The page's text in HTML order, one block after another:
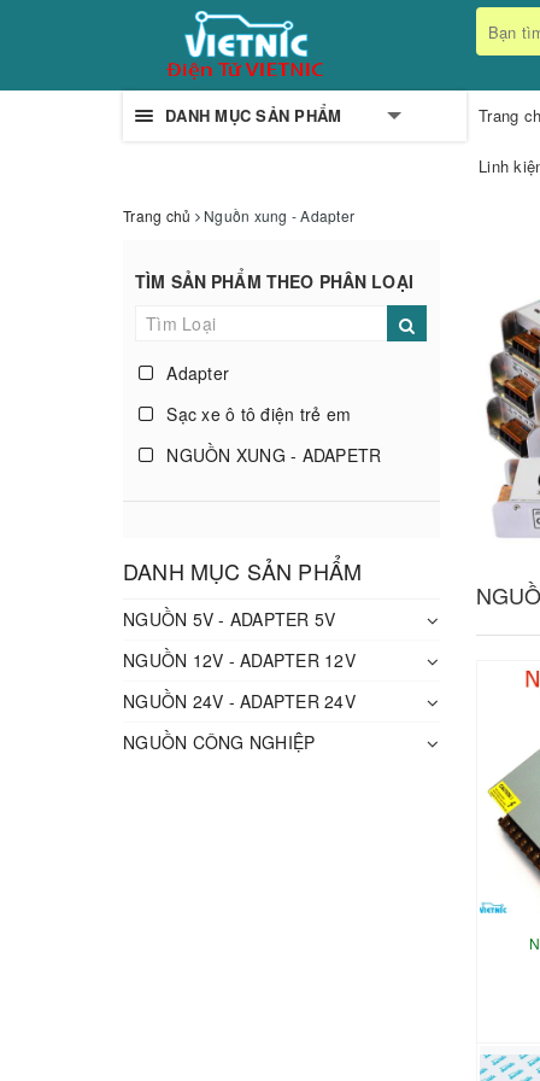
DANH MỤC SẢN PHẨM Trang
Linh
Trang chủ Nguồn xung - Adapter
TÌM SẢN PHẨM THEO PHÂN LOẠI
Adapter
Sạc xe ô tô điện trẻ em
NGUỒN XUNG - ADAPETR
DANH MỤC SẢN PHẨM
NGUỒN 5V - ADAPTER 5V
NGUỒN 12V - ADAPTER 12V
NGUỒN 24V - ADAPTER 24V
NGUỒN CÔNG NGHIỆP